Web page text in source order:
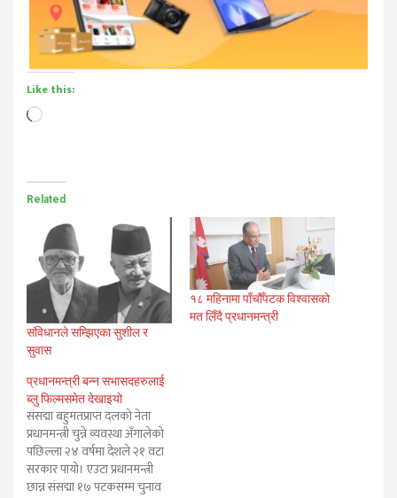
Like this:
Loading…
Related
संविधानले सम्झिएका सुशील र
सुवास
१८ महिनामा पाँचौँपटक विश्वासको
मत लिँदै प्रधानमन्त्री
प्रधानमन्त्री बन्न सभासदहरुलाई
ब्लु फिल्मसमेत देखाइयो
संसद्मा बहुमतप्राप्त दलको नेता
प्रधानमन्त्री चुन्ने व्यवस्था अँगालेको
पछिल्ला २४ वर्षमा देशले २१ वटा
सरकार पायो। एउटा प्रधानमन्त्री
छान्न संसद्मा १७ पटकसम्म चुनाव